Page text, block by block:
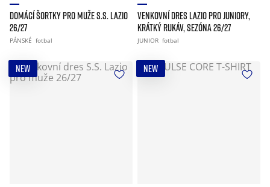
DOMÁCÍ ŠORTKY PRO MUŽE S.S. LAZIO
26/27
PÁNSKÉ fotbal
VENKOVNÍ DRES LAZIO PRO JUNIORY,
KRÁTKÝ RUKÁV, SEZÓNA 26/27
JUNIOR fotbal
NEW NEW